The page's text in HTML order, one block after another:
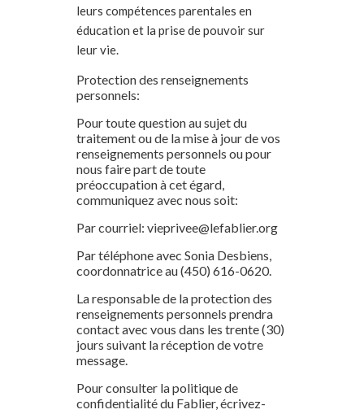
leurs compétences parentales en
éducation et la prise de pouvoir sur
leur vie.
Protection des renseignements
personnels:
Pour toute question au sujet du
traitement ou de la mise à jour de vos
renseignements personnels ou pour
nous faire part de toute
préoccupation à cet égard,
communiquez avec nous soit:
Par courriel: vieprivee@lefablier.org
Par téléphone avec Sonia Desbiens,
coordonnatrice au (450) 616-0620.
La responsable de la protection des
renseignements personnels prendra
contact avec vous dans les trente (30)
jours suivant la réception de votre
message.
Pour consulter la politique de
confidentialité du Fablier, écrivez-